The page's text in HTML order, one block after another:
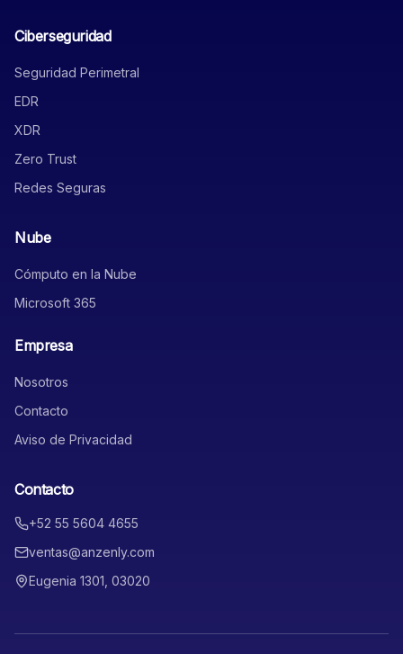
Ciberseguridad
Seguridad Perimetral
EDR
XDR
Zero Trust
Redes Seguras
Nube
Cómputo en la Nube
Microsoft 365
Empresa
Nosotros
Contacto
Aviso de Privacidad
Contacto
+52 55 5604 4655
ventas@anzenly.com
Eugenia 1301, 03020